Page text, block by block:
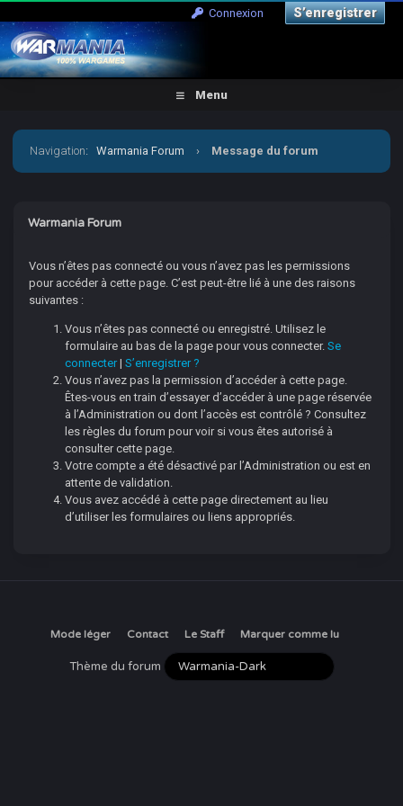
Connexion S’enregistrer
Menu
Navigation:Warmania Forum › Message du forum
Warmania Forum
Vous n’êtes pas connecté ou vous n’avez pas les permissions
pour accéder à cette page. C’est peut-être lié à une des raisons
suivantes :
Vous n’êtes pas connecté ou enregistré. Utilisez le
formulaire au bas de la page pour vous connecter.Se
connecter|S’enregistrer ?
Vous n’avez pas la permission d’accéder à cette page.
Êtes-vous en train d’essayer d’accéder à une page réservée
à l’Administration ou dont l’accès est contrôlé ? Consultez
les règles du forum pour voir si vous êtes autorisé à
consulter cette page.
Votre compte a été désactivé par l’Administration ou est en
attente de validation.
Vous avez accédé à cette page directement au lieu
d’utiliser les formulaires ou liens appropriés.
Mode léger Contact Le Staff Marquer comme lu
Thème du forum